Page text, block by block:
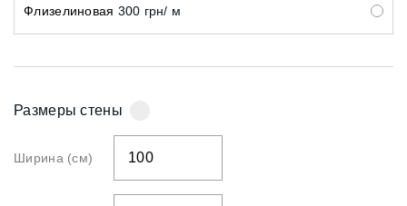
Флизелиновая 300 грн/ м
Размеры стены
Ширина (см)